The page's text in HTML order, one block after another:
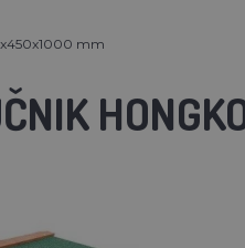
mm